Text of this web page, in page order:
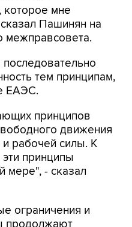
которое мне
Пашинян на
межправсовета.
тем принципам,
ЕАЭС.
принципов
движения
и рабочей силы. К
принципы
мере", - сказал
ограничения и